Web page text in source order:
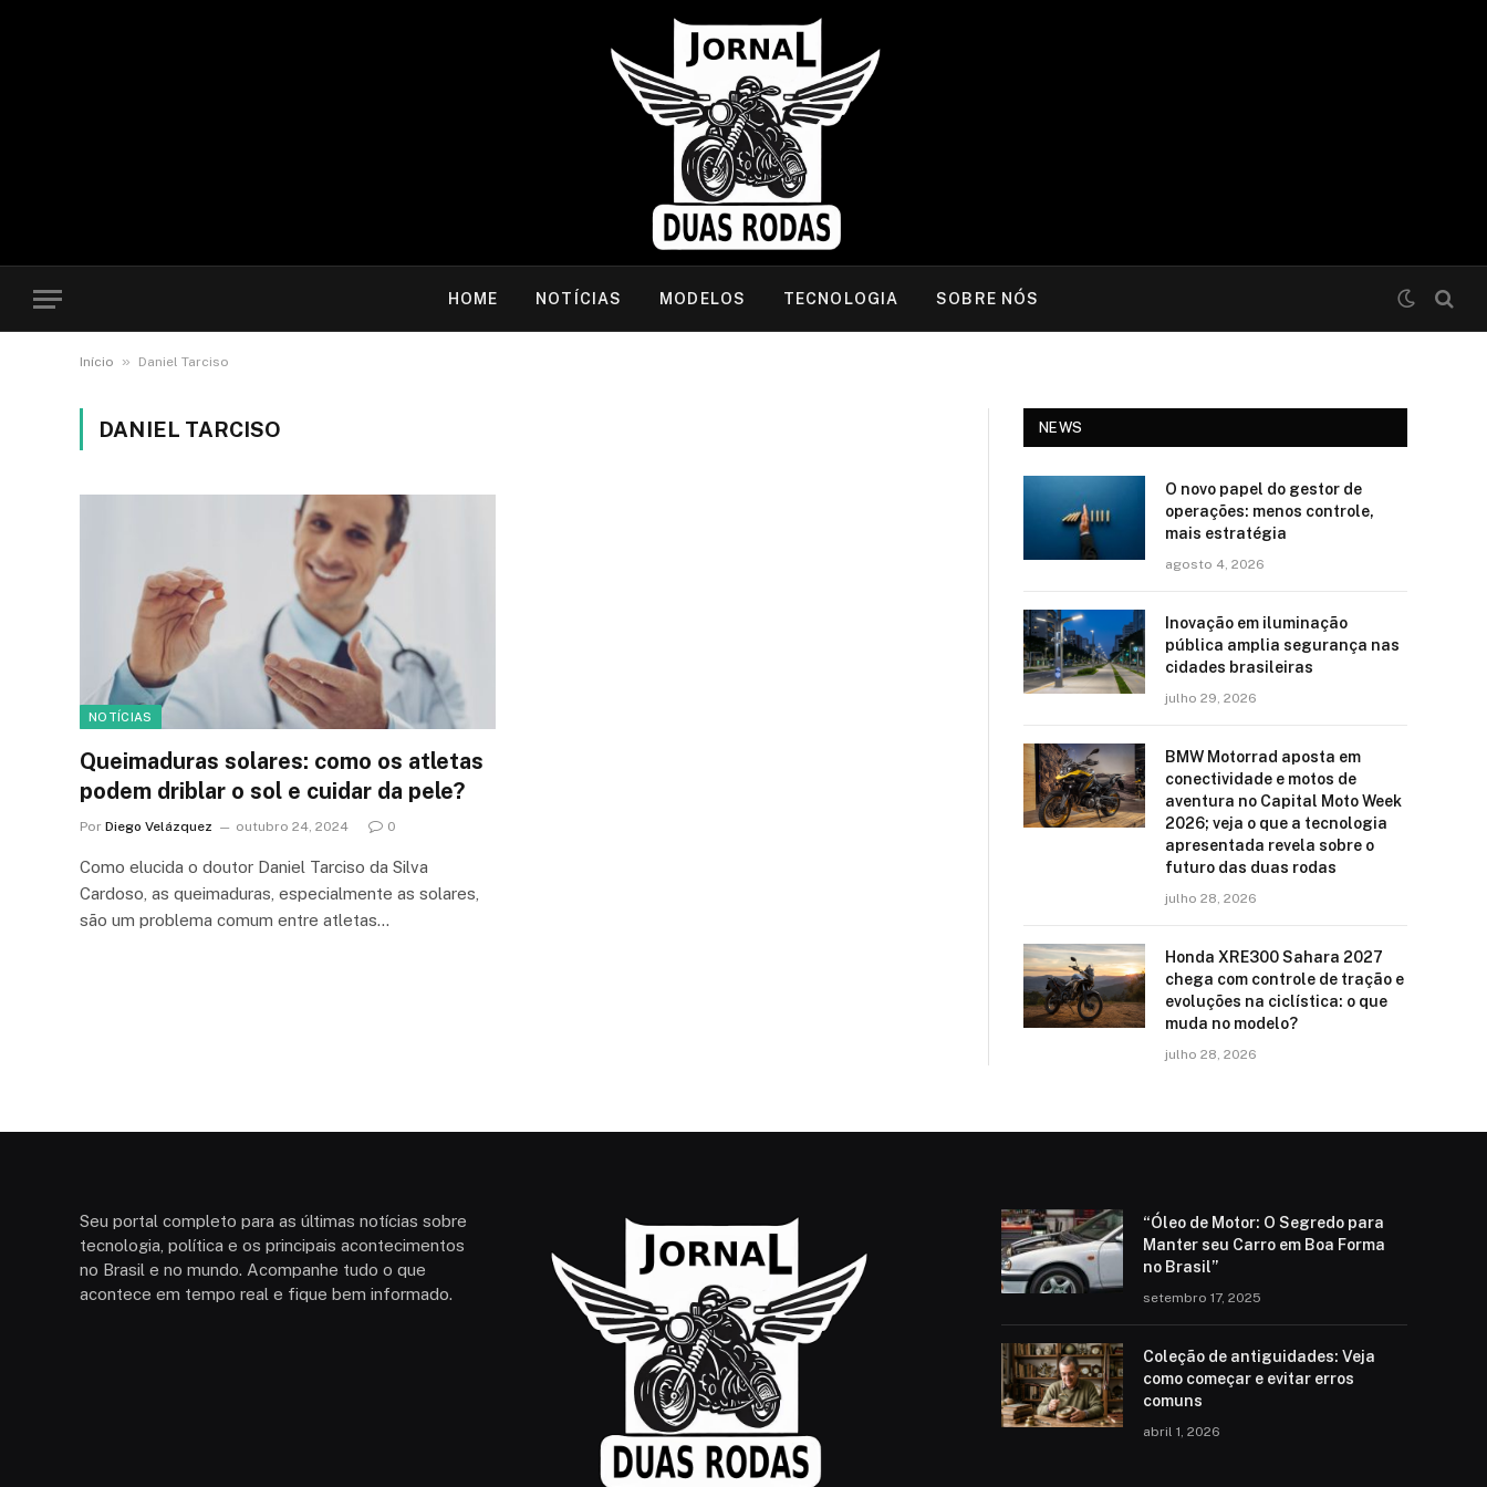
HOME NOTÍCIAS MODELOS TECNOLOGIA SOBRE NÓS
Início » Daniel Tarciso
DANIEL TARCISO
NOTÍCIAS
Queimaduras solares: como os atletas
podem driblar o sol e cuidar da pele?
Por Diego Velázquez outubro 24, 2024 0
Como elucida o doutor Daniel Tarciso da Silva
Cardoso, as queimaduras, especialmente as solares,
são um problema comum entre atletas…
NEWS
O novo papel do gestor de
operações: menos controle,
mais estratégia
agosto 4, 2026
Inovação em iluminação
pública amplia segurança nas
cidades brasileiras
julho 29, 2026
BMW Motorrad aposta em
conectividade e motos de
aventura no Capital Moto Week
2026; veja o que a tecnologia
apresentada revela sobre o
futuro das duas rodas
julho 28, 2026
Honda XRE300 Sahara 2027
chega com controle de tração e
evoluções na ciclística: o que
muda no modelo?
julho 28, 2026
Seu portal completo para as últimas notícias sobre
tecnologia, política e os principais acontecimentos
no Brasil e no mundo. Acompanhe tudo o que
acontece em tempo real e fique bem informado.
“Óleo de Motor: O Segredo para
Manter seu Carro em Boa Forma
no Brasil”
setembro 17, 2025
Coleção de antiguidades: Veja
como começar e evitar erros
comuns
abril 1, 2026